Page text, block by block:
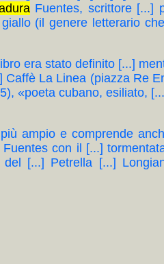
Fuentes, scrittore [...]
(il genere letterario
era stato definito [...]
La Linea (piazza Re
«poeta cubano, esiliato,
ampio e comprende
Fuentes con il [...]
[...] Petrella [...]